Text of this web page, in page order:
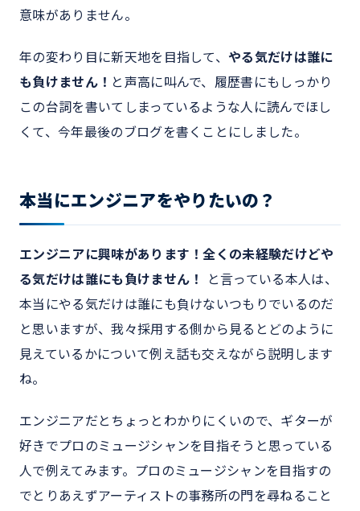
意味がありません。
年の変わり目に新天地を目指して、やる気だけは誰に
も負けません！ と声高に叫んで、履歴書にもしっかり
この台詞を書いてしまっているような人に読んでほし
くて、今年最後のブログを書くことにしました。
本当にエンジニアをやりたいの？
エンジニアに興味があります！全くの未経験だけどや
る気だけは誰にも負けません！
と言っている本人は、
本当にやる気だけは誰にも負けないつもりでいるのだ
と思いますが、我々採用する側から見るとどのように
見えているかについて例え話も交えながら説明します
ね。
エンジニアだとちょっとわかりにくいので、ギターが
好きでプロのミュージシャンを目指そうと思っている
人で例えてみます。プロのミュージシャンを目指すの
でとりあえずアーティストの事務所の門を尋ねること